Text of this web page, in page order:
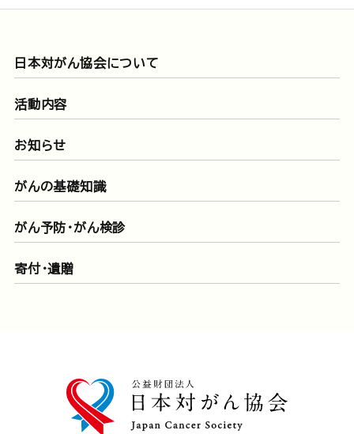
日本対がん協会について
活動内容
お知らせ
がんの基礎知識
がん予防・がん検診
寄付・遺贈